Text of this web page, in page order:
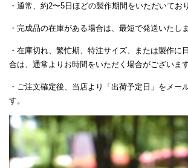
・通常、約2〜5日ほどの製作期間をいただいてお
・完成品の在庫がある場合は、最短で発送いたしま
・在庫切れ、繁忙期、特注サイズ、または製作に
合は、通常よりお時間をいただく場合がございます
・ご注文確定後、当店より「出荷予定日」をメー
す。